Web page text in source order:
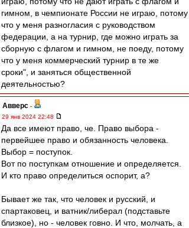
гимном, в чемпионате России не играю, потому
что у меня разногласия с руководством
федерации, а на турнир, где можно играть за
сборную с флагом и гимном, не поеду, потому
что у меня коммерческий турнир в те же
сроки", и заняться общественной
деятельностью?
Авверс -
29 янв 2024 22:48
Да все имеют право, че. Право выбора -
первейшее право и обязанность человека.
Выбор = поступок.
Вот по поступкам отношение и определяется.
И кто право определиться оспорит, а?
Бывает же так, что человек и русский, и
спартаковец, и ватник/либерал (подставьте
близкое), но - человек говно. И что, молчать, а